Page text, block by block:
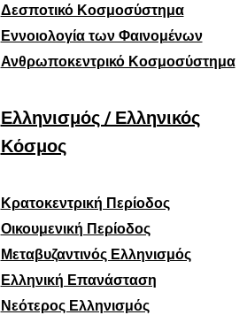
Δεσποτικό Κοσμοσύστημα
Εννοιολογία των Φαινομένων
Ανθρωποκεντρικό Κοσμοσύστημα
Ελληνισμός / Ελληνικός
Κόσμος
Κρατοκεντρική Περίοδος
Οικουμενική Περίοδος
Μεταβυζαντινός Ελληνισμός
Ελληνική Επανάσταση
Νεότερος Ελληνισμός